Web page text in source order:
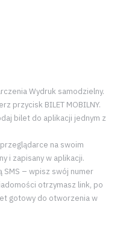
Wydruk samodzielny.
przycisk BILET MOBILNY.
bilet do aplikacji jednym z
na swoim
i zapisany w aplikacji.
SMS – wpisz swój numer
otrzymasz link, po
gotowy do otworzenia w